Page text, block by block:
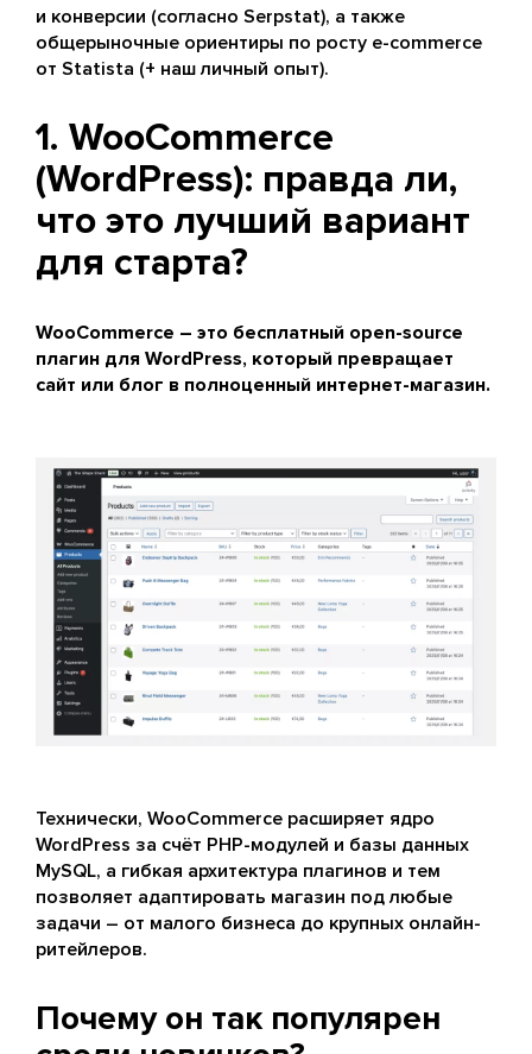
и конверсии (согласно Serpstat), а также
общерыночные ориентиры по росту e-commerce
от Statista (+ наш личный опыт).
1. WooCommerce
(WordPress): правда ли,
что это лучший вариант
для старта?
WooCommerce – это бесплатный open-source
плагин для WordPress, который превращает
сайт или блог в полноценный интернет-магазин.
Технически, WooCommerce расширяет ядро
WordPress за счёт PHP-модулей и базы данных
MySQL, а гибкая архитектура плагинов и тем
позволяет адаптировать магазин под любые
задачи – от малого бизнеса до крупных онлайн-
ритейлеров.
Почему он так популярен